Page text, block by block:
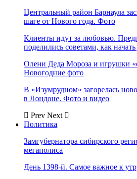
Центральный район Барнаула
шаге от Нового года. Фото
Клиенты идут за любовью.
поделились советами, как
Олени Деда Мороза и игрушки
Новогодние фото
В «Изумрудном» загорелась
в Лондоне. Фото и видео
Prev Next
Политика
Замгубернатора сибирского
мегаполиса
День 1398-й. Самое важное к